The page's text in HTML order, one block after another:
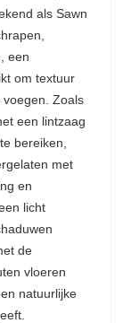
als Sawn
een
om textuur
Zoals
een lintzaag
bereiken,
met
en
licht
de
vloeren
natuurlijke